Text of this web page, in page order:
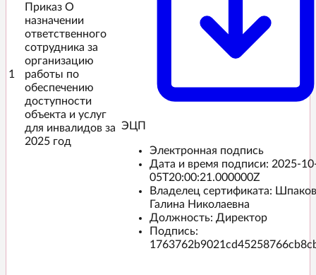
1
Приказ О
назначении
ответственного
сотрудника за
организацию
работы по
обеспечению
доступности
объекта и услуг
для инвалидов за
2025 год
ЭЦП️
Электронная подпись
Дата и время подписи: 2025-
05T20:00:21.000000Z
Владелец сертификата:
Галина Николаевна
Должность: Директор
Подпись: